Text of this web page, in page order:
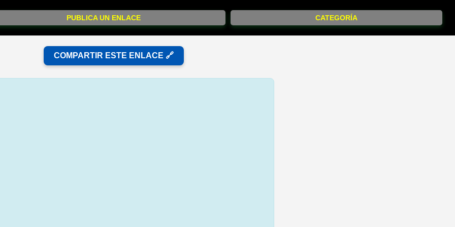
PUBLICA UN ENLACE CATEGORÍA
COMPARTIR ESTE ENLACE 🔗